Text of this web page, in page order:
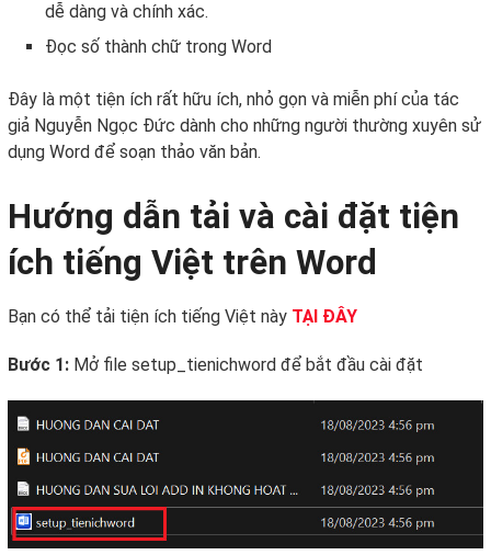
dễ dàng và chính xác.
Đọc số thành chữ trong Word
Đây là một tiện ích rất hữu ích, nhỏ gọn và miễn phí của tác
giả Nguyễn Ngọc Đức dành cho những người thường xuyên sử
dụng Word để soạn thảo văn bản.
Hướng dẫn tải và cài đặt tiện
ích tiếng Việt trên Word
Bạn có thể tải tiện ích tiếng Việt này TẠI ĐÂY
Bước 1: Mở file setup_tienichword để bắt đầu cài đặt